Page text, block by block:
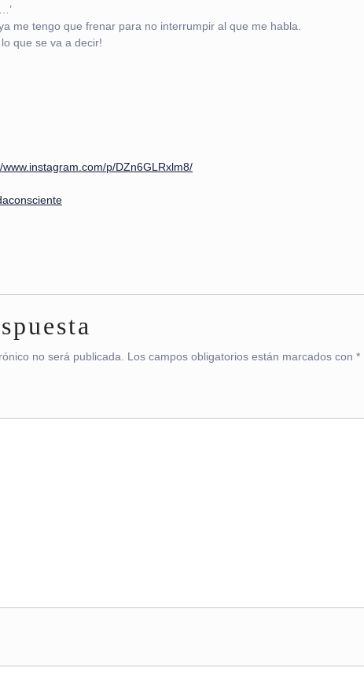
me tengo que frenar para no interrumpir al que me habla.
que se va a decir!
www.instagram.com/p/DZn6GLRxlm8/
no será publicada. Los campos obligatorios están marcados con *